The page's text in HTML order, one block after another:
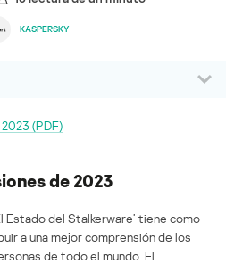
KASPERSKY
(PDF)
de 2023
Estado del Stalkerware’ tiene como
a una mejor comprensión de los
de todo el mundo. El